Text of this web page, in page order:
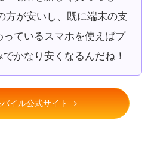
方が安いし、既に端末の支
っているスマホを使えばプ
かなり安くなるんだね！
イル公式サイト